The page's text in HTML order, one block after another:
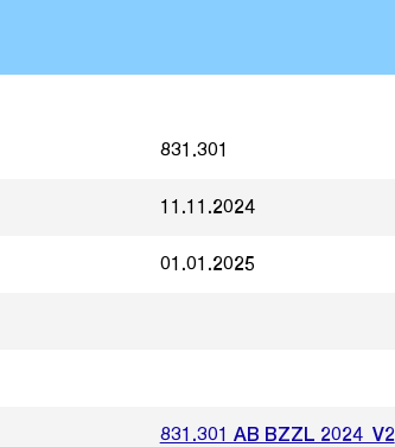
831.301
11.11.2024
01.01.2025
831.301 AB BZZL 2024_V2